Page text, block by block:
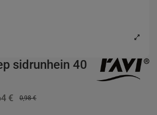
sidrunhein 40
€ 0,98 €